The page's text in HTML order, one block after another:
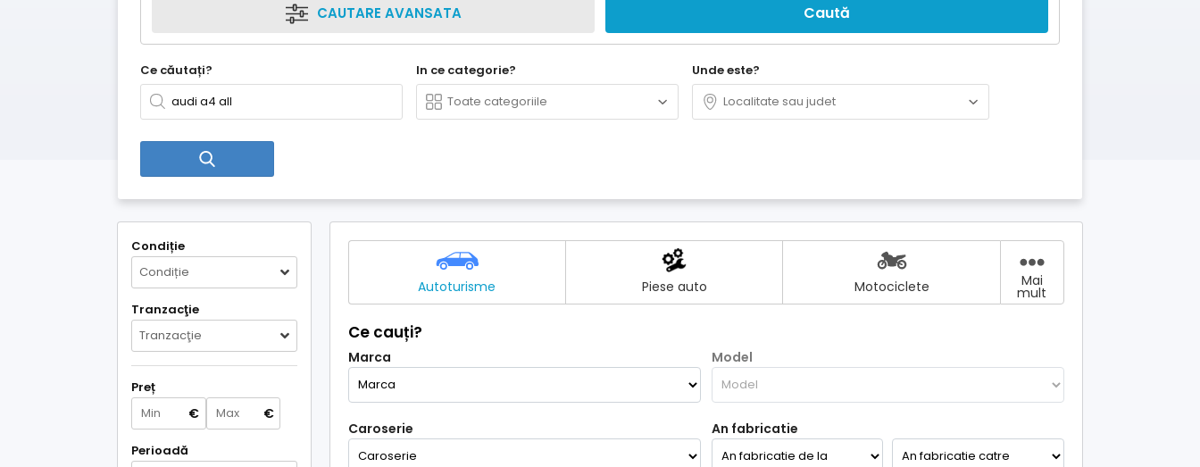
CAUTARE AVANSATA Caută
Ce căutați? In ce categorie? Unde este?
Condiție
Condiție
Tranzacţie
Tranzacţie
Preț
€ €
Perioadă
Autoturisme Piese auto Motociclete Mai
mult
Ce cauți?
Marca Model
Caroserie An fabricatie